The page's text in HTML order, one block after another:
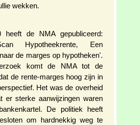
wekken.
de NMA gepubliceerd:
Hypotheekrente, Een
de marges op hypotheken'.
komt de NMA tot de
de rente-marges hoog zijn in
Het was de overheid
er sterke aanwijzingen waren
De politiek heeft
om hardnekkig weg te